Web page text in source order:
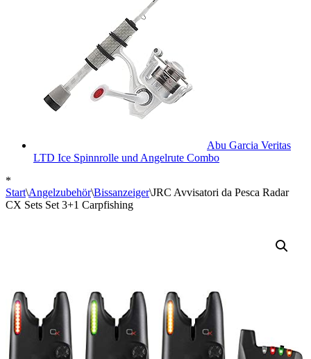
Abu Garcia Veritas
LTD Ice Spinnrolle und Angelrute Combo
*
Start\Angelzubehör\Bissanzeiger\JRC Avvisatori da Pesca Radar
CX Sets Set 3+1 Carpfishing